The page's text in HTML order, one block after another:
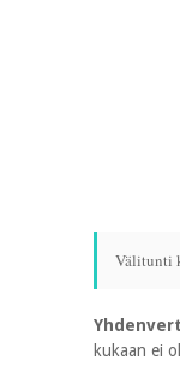
Välitunti
kukaan ei